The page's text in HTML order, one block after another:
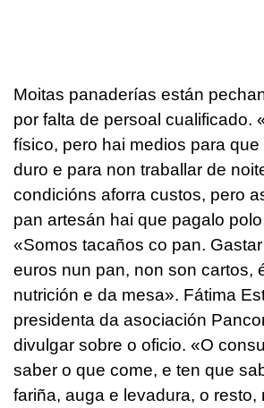
Moitas panaderías están
por falta de persoal cualificado.
físico, pero hai medios para
duro e para non traballar de
condicións aforra custos, pero
pan artesán hai que pagalo
«Somos tacaños co pan.
euros nun pan, non son cartos,
nutrición e da mesa». Fátima
presidenta da asociación
divulgar sobre o oficio. «O
saber o que come, e ten que
fariña, auga e levadura, o resto,